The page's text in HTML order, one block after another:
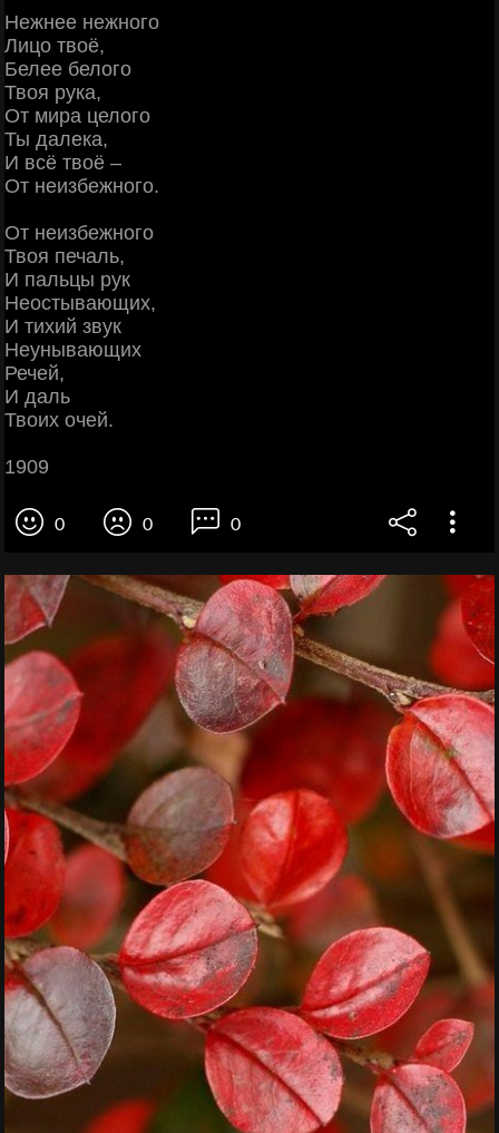
Нежнее нежного
Лицо твоё,
Белее белого
Твоя рука,
От мира целого
Ты далека,
И всё твоё –
От неизбежного.
От неизбежного
Твоя печаль,
И пальцы рук
Неостывающих,
И тихий звук
Неунывающих
Речей,
И даль
Твоих очей.
1909
0 0 0